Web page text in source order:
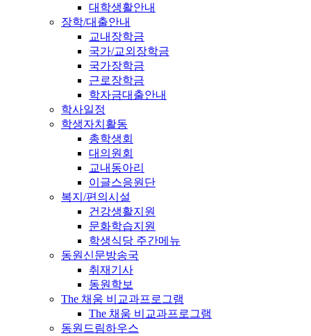
대학생활안내
장학/대출안내
교내장학금
국가/교외장학금
국가장학금
근로장학금
학자금대출안내
학사일정
학생자치활동
총학생회
대의원회
교내동아리
이글스응원단
복지/편의시설
건강생활지원
문화학습지원
학생식당 주간메뉴
동원신문방송국
취재기사
동원학보
The 채움 비교과프로그램
The 채움 비교과프로그램
동원드림하우스